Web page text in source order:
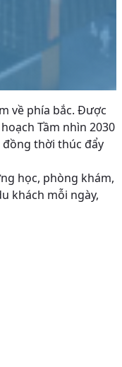
về phía bắc. Được
Tầm nhìn 2030
thời thúc đẩy
học, phòng khám,
khách mỗi ngày,